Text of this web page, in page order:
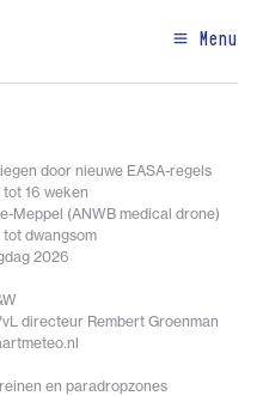
Menu
door nieuwe EASA-regels
16 weken
Meppel (ANWB medical drone)
dwangsom
2026
directeur Rembert Groenman
en paradropzones